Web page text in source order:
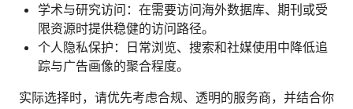
学术与研究访问：在需要访问海外数据库、期刊或受
限资源时提供稳健的访问路径。
个人隐私保护：日常浏览、搜索和社媒使用中降低追
踪与广告画像的聚合程度。
实际选择时，请优先考虑合规、透明的服务商，并结合你